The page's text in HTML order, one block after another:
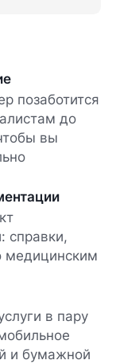
позаботится
до
вы
справки,
медицинским
в пару
и бумажной